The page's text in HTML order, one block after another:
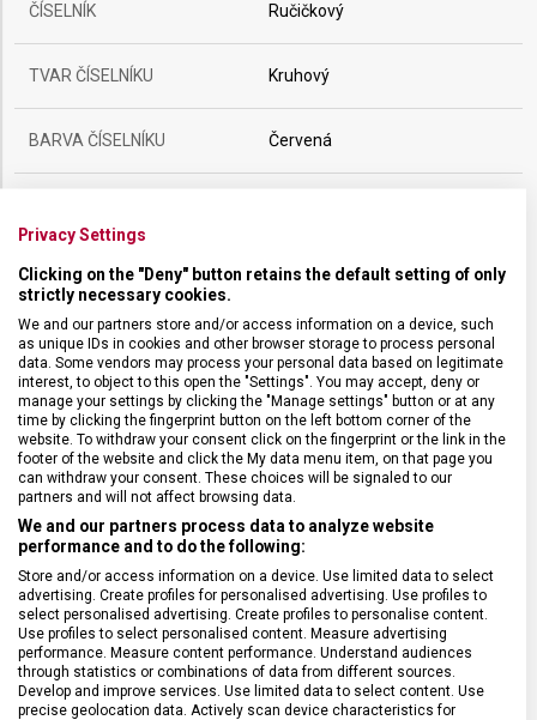
ČÍSELNÍK Ručičkový
TVAR ČÍSELNÍKU Kruhový
BARVA ČÍSELNÍKU Červená
ANTIREFLEXNÍ VRSTVA Ano
LUMINISCENCE Ručičky a indexy
POUZDRO ocel
VODOTĚSNOST 200 m / 20 ATM
POHON Bateriový
HMOTNOST 108 g
FUNKCE datum, šroubovací korunka
Privacy Settings
Clicking on the "Deny" button retains the default setting of only
strictly necessary cookies.
We and our partners store and/or access information on a device, such
as unique IDs in cookies and other browser storage to process personal
data. Some vendors may process your personal data based on legitimate
interest, to object to this open the "Settings". You may accept, deny or
manage your settings by clicking the "Manage settings" button or at any
time by clicking the fingerprint button on the left bottom corner of the
website. To withdraw your consent click on the fingerprint or the link in the
footer of the website and click the My data menu item, on that page you
can withdraw your consent. These choices will be signaled to our
partners and will not affect browsing data.
We and our partners process data to analyze website
performance and to do the following:
Store and/or access information on a device. Use limited data to select
advertising. Create profiles for personalised advertising. Use profiles to
select personalised advertising. Create profiles to personalise content.
Use profiles to select personalised content. Measure advertising
performance. Measure content performance. Understand audiences
through statistics or combinations of data from different sources.
Develop and improve services. Use limited data to select content. Use
precise geolocation data. Actively scan device characteristics for